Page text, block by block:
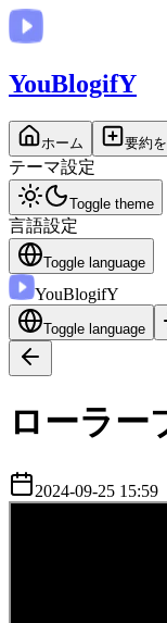
YouBlogifY
ホーム 要約
テーマ設定
Toggle theme
言語設定
Toggle language
YouBlogifY
Toggle language
ローラー
2024-09-25 15:59